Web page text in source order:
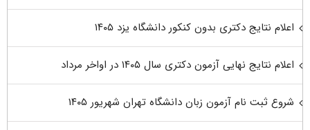
اعلام نتایج دکتری بدون کنکور دانشگاه یزد ۱۴۰۵
اعلام نتایج نهایی آزمون دکتری سال ۱۴۰۵ در اواخر مرداد
شروع ثبت نام آزمون زبان دانشگاه تهران شهریور ۱۴۰۵